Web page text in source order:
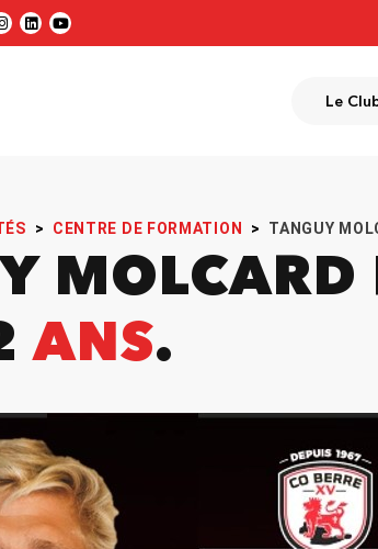
Le
> CENTRE DE FORMATION > TANGUY
MOLCARD
ANS